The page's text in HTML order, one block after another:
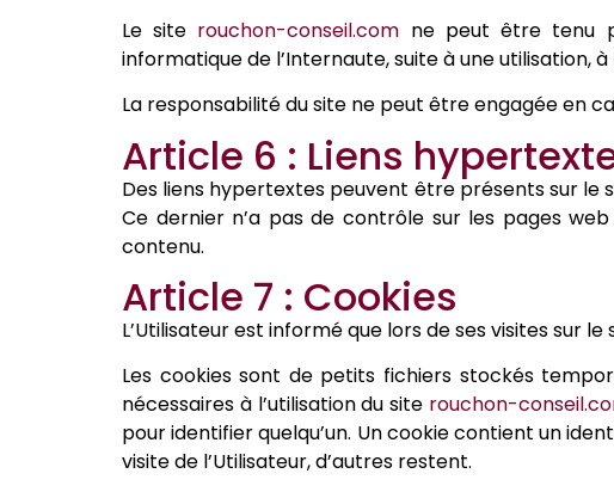
Le site rouchon-conseil.com ne peut être tenu
informatique de l’Internaute, suite à une utilisation,
La responsabilité du site ne peut être engagée en
Article 6 : Liens
Des liens hypertextes peuvent être présents sur le
Ce dernier n’a pas de contrôle sur les pages
contenu.
Article 7 : Cookies
L’Utilisateur est informé que lors de ses visites sur
Les cookies sont de petits fichiers stockés
nécessaires à l’utilisation du site rouchon-
pour identifier quelqu’un. Un cookie contient un
visite de l’Utilisateur, d’autres restent.